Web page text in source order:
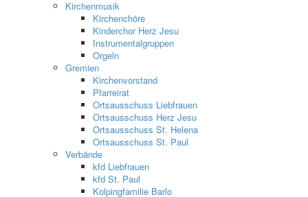
Kirchenmusik
Kirchenchöre
Kinderchor Herz Jesu
Instrumentalgruppen
Orgeln
Gremien
Kirchenvorstand
Pfarreirat
Ortsausschuss Liebfrauen
Ortsausschuss Herz Jesu
Ortsausschuss St. Helena
Ortsausschuss St. Paul
Verbände
kfd Liebfrauen
kfd St. Paul
Kolpingfamilie Barlo